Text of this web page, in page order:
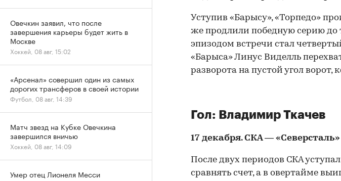
Уступив «Барысу», «Торпедо»
же продлили победную серию
эпизодом встречи стал
«Барыса» Линус Виделль
разворота на пустой угол
Гол: Владимир Ткачев
17 декабря. СКА —
После двух периодов СКА
сравнять счет, а в овертайме
Овечкин заявил, что после
завершения карьеры будет жить в
Москве
Хоккей, 08 авг, 15:02
«Арсенал» совершил один из самых
дорогих трансферов в своей истории
Футбол, 08 авг, 14:39
Матч звезд на Кубке Овечкина
завершился вничью
Хоккей, 08 авг, 14:09
Умер отец Лионеля Месси